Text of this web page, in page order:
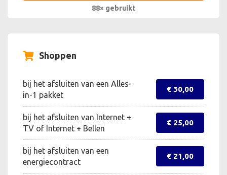
88× gebruikt
Shoppen
bij het afsluiten van een Alles-
in-1 pakket
€ 30,00
bij het afsluiten van Internet +
TV of Internet + Bellen
€ 25,00
bij het afsluiten van een
energiecontract
€ 21,00